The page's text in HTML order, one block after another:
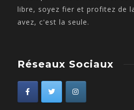
libre, soyez fier et profitez de
avez, c'est la seule.
Réseaux Sociaux